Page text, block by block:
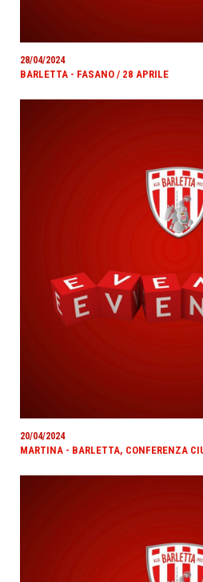
28/04/2024
BARLETTA - FASANO / 28 APRILE
20/04/2024
MARTINA - BARLETTA, CONFERENZA